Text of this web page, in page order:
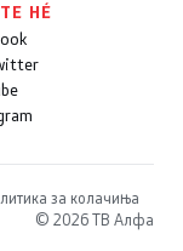
НÉ
за колачиња
© 2026 ТВ Алфа